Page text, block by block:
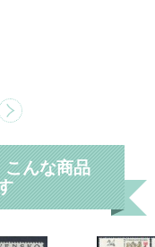
こんな商品